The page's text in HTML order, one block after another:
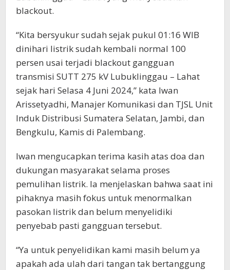
blackout.
“Kita bersyukur sudah sejak pukul 01:16 WIB
dinihari listrik sudah kembali normal 100
persen usai terjadi blackout gangguan
transmisi SUTT 275 kV Lubuklinggau – Lahat
sejak hari Selasa 4 Juni 2024,” kata Iwan
Arissetyadhi, Manajer Komunikasi dan TJSL Unit
Induk Distribusi Sumatera Selatan, Jambi, dan
Bengkulu, Kamis di Palembang.
Iwan mengucapkan terima kasih atas doa dan
dukungan masyarakat selama proses
pemulihan listrik. Ia menjelaskan bahwa saat ini
pihaknya masih fokus untuk menormalkan
pasokan listrik dan belum menyelidiki
penyebab pasti gangguan tersebut.
“Ya untuk penyelidikan kami masih belum ya
apakah ada ulah dari tangan tak bertanggung